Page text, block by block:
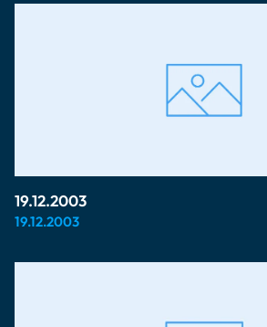
19.12.2003
19.12.2003